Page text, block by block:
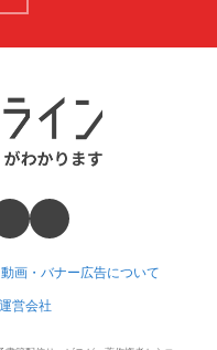
動画・バナー広告について
運営会社